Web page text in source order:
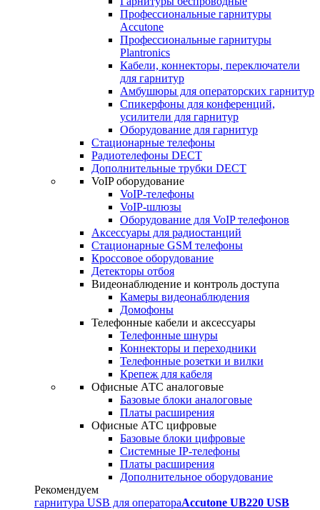
Профессиональные гарнитуры
Accutone
Профессиональные гарнитуры
Plantronics
Кабели, коннекторы, переключатели
для гарнитур
Амбушюры для операторских гарнитур
Cпикерфоны для конференций,
усилители для гарнитур
Оборудование для гарнитур
Стационарные телефоны
Радиотелефоны DECT
Дополнительные трубки DECT
VoIP оборудование
VoIP-телефоны
VoIP-шлюзы
Оборудование для VoIP телефонов
Аксессуары для радиостанций
Стационарные GSM телефоны
Кроссовое оборудование
Детекторы отбоя
Видеонаблюдение и контроль доступа
Камеры видеонаблюдения
Домофоны
Телефонные кабели и аксессуары
Телефонные шнуры
Коннекторы и переходники
Телефонные розетки и вилки
Крепеж для кабеля
Офисные АТС аналоговые
Базовые блоки аналоговые
Платы расширения
Офисные АТС цифровые
Базовые блоки цифровые
Системные IP-телефоны
Платы расширения
Дополнительное оборудование
Рекомендуем
гарнитура USB для оператораAccutone UB220 USB